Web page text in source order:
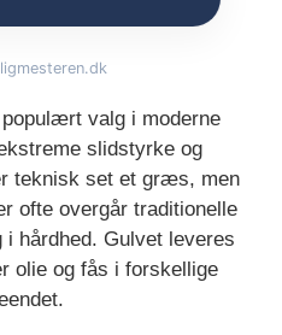
valg i moderne
slidstyrke og
teknisk set et græs, men
ofte overgår traditionelle
hårdhed. Gulvet leveres
olie og fås i forskellige